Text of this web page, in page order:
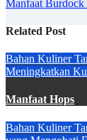
Manfaat Burdock
Related Post
Bahan Kuliner
Meningkatkan
Manfaat Hops
Bahan Kuliner